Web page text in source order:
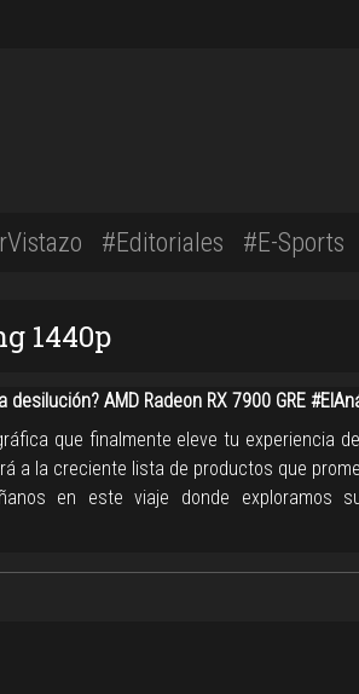
#Editoriales #E-Sports
1440p
desilución? AMD Radeon RX 7900 GRE
que finalmente eleve tu experiencia
a la creciente lista de productos que
en este viaje donde exploramos